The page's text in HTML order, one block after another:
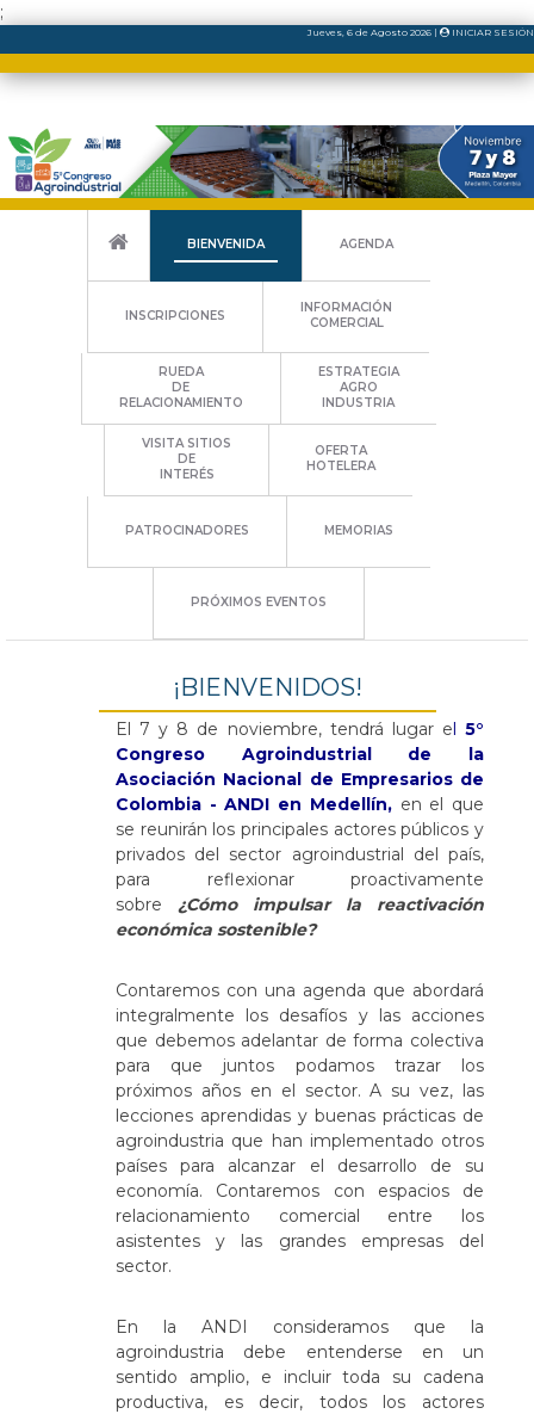
;
Jueves, 6 de Agosto 2026 | INICIAR SESIÓN
BIENVENIDA AGENDA
INSCRIPCIONES
INFORMACIÓN
COMERCIAL
RUEDA
DE
RELACIONAMIENTO
ESTRATEGIA
AGRO
INDUSTRIA
VISITA SITIOS
DE
INTERÉS
OFERTA
HOTELERA
PATROCINADORES MEMORIAS
PRÓXIMOS EVENTOS
¡BIENVENIDOS!
El 7 y 8 de noviembre, tendrá lugar el5°
Congreso Agroindustrial de la
Asociación Nacional de Empresarios de
Colombia - ANDI en Medellín,en el que
se reunirán los principales actores públicos y
privados del sector agroindustrial del país,
para reflexionar proactivamente
sobre ¿Cómo impulsar la reactivación
económica sostenible?
Contaremos con una agenda que abordará
integralmente los desafíos y las acciones
que debemos adelantar de forma colectiva
para que juntos podamos trazar los
próximos años en el sector. A su vez, las
lecciones aprendidas y buenas prácticas de
agroindustria que han implementado otros
países para alcanzar el desarrollo de su
economía. Contaremos con espacios de
relacionamiento comercial entre los
asistentes y las grandes empresas del
sector.
En la ANDI consideramos que la
agroindustria debe entenderse en un
sentido amplio, e incluir toda su cadena
productiva, es decir, todos los actores